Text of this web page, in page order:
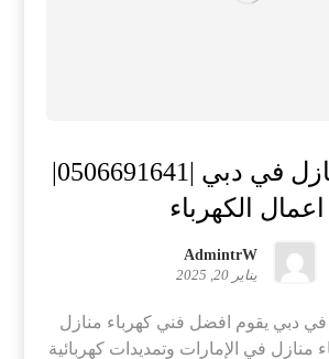
كهربائي منازل في دبي |0506691641|
اعمال الكهرباء
AdmintrW
يناير 20, 2025
في دبي يقوم افضل فني كهرباء منازل
منازل في الإمارات وتمديدات كهربائية